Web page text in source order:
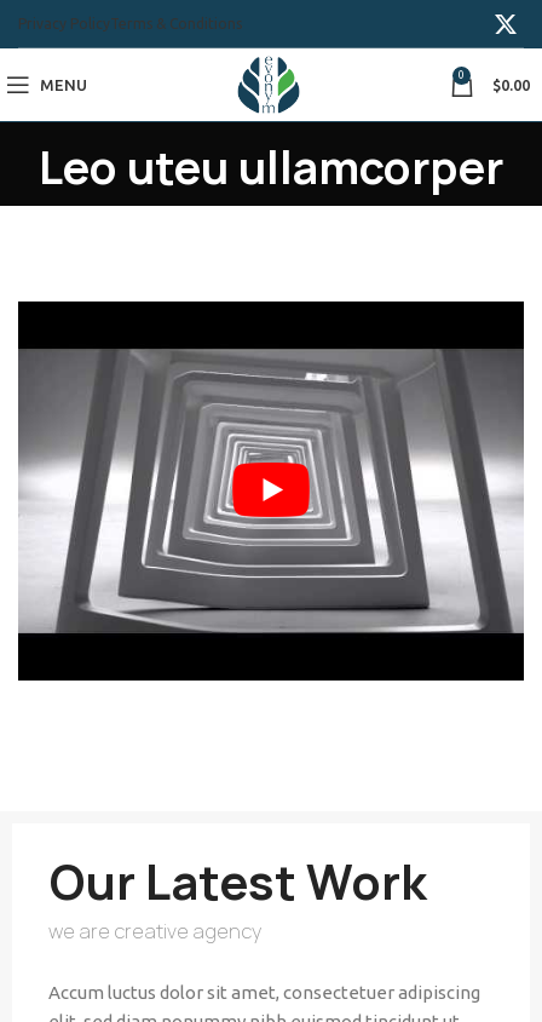
Privacy PolicyTerms & Conditions
MENU
0
$0.00
Leo uteu ullamcorper
Our Latest Work
we are creative agency
Accum luctus dolor sit amet, consectetuer adipiscing